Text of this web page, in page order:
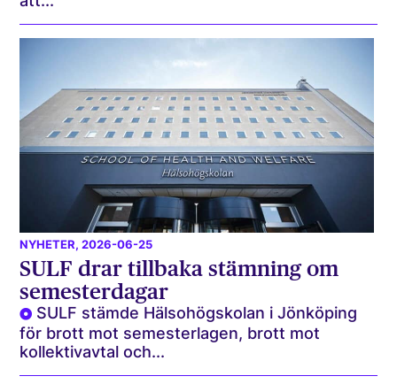
NYHETER, 2026-06-25
SULF drar tillbaka stämning om
semesterdagar
SULF stämde Hälsohögskolan i Jönköping
för brott mot semesterlagen, brott mot
kollektivavtal och...